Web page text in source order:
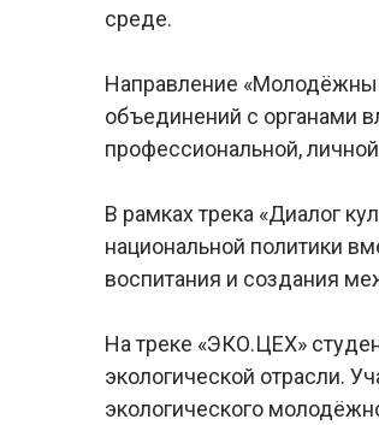
среде.
Направление
объединений с органами
профессиональной,
В рамках трека «Диалог
национальной политики
воспитания и создания
На треке «ЭКО.ЦЕХ»
экологической отрасли.
экологического